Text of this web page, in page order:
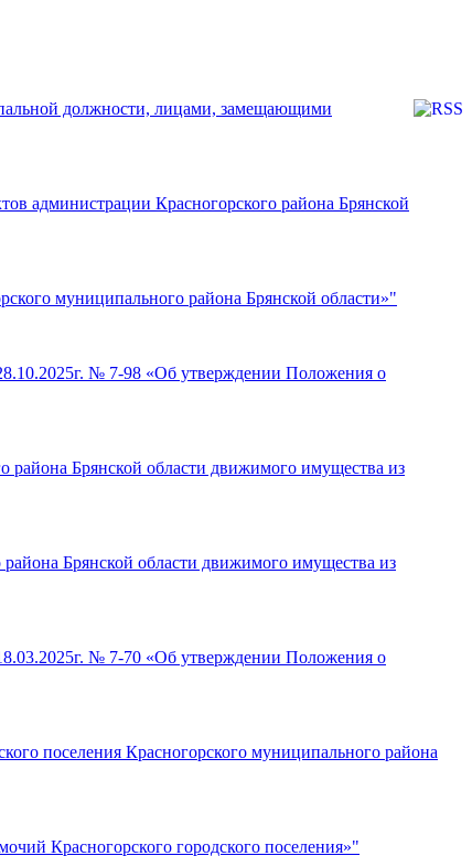
должности, лицами, замещающими
администрации Красногорского района Брянской
муниципального района Брянской области»"
№ 7-98 «Об утверждении Положения о
района Брянской области движимого имущества из
Брянской области движимого имущества из
№ 7-70 «Об утверждении Положения о
поселения Красногорского муниципального района
Красногорского городского поселения»"